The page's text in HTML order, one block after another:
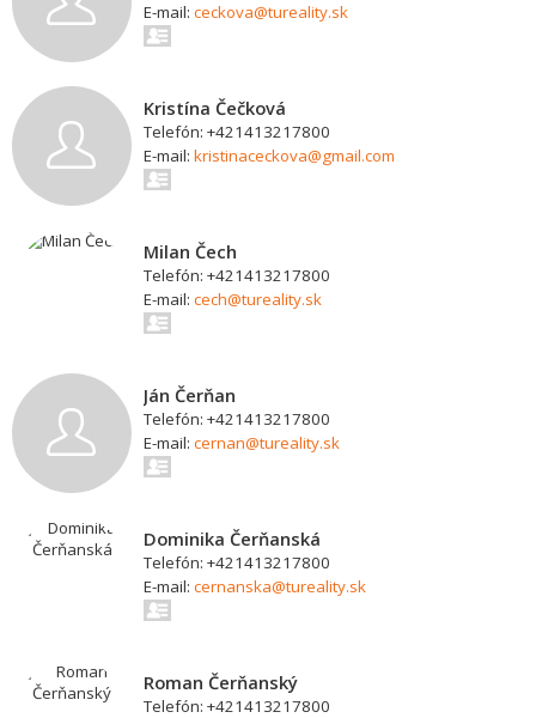
E-mail: ceckova@tureality.sk
Kristína Čečková
Telefón: +421413217800
E-mail: kristinaceckova@gmail.com
Milan Čech
Telefón: +421413217800
E-mail: cech@tureality.sk
Ján Čerňan
Telefón: +421413217800
E-mail: cernan@tureality.sk
Dominika Čerňanská
Telefón: +421413217800
E-mail: cernanska@tureality.sk
Roman Čerňanský
Telefón: +421413217800